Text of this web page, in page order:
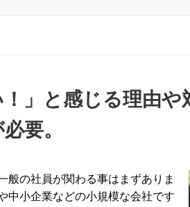
！」と感じる理由
要。
般の社員が関わる事はまずありま
中小企業などの小規模な会社です